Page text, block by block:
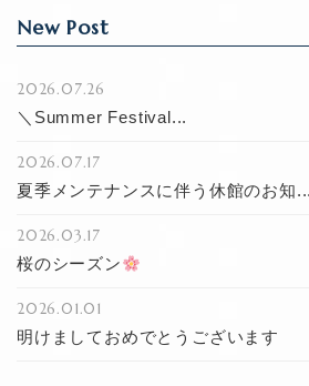
New Post
2026.07.26
＼Summer Festival...
2026.07.17
夏季メンテナンスに伴う休館のお知...
2026.03.17
桜のシーズン
2026.01.01
明けましておめでとうございます